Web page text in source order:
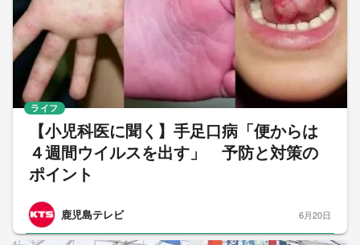
【小児科医に聞く】手足口病「便からは
４週間ウイルスを出す」 予防と対策の
ポイント
鹿児島テレビ
ライフ
6月20日